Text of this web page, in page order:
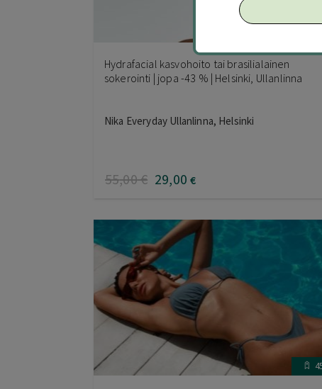
Hydrafacial kasvohoito tai brasilialainen
sokerointi | jopa -43 % | Helsinki, Ullanlinna
Nika Everyday Ullanlinna, Helsinki
55,00€ 29,00 €